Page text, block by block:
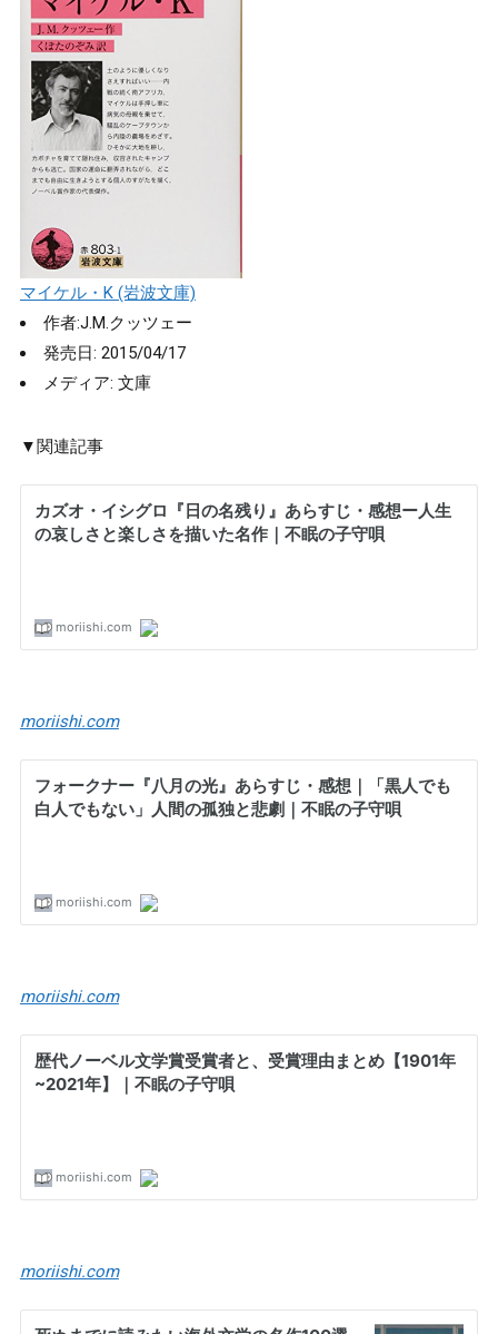
マイケル・K (岩波文庫)
作者:J.M.クッツェー
発売日: 2015/04/17
メディア: 文庫
▼関連記事
moriishi.com
moriishi.com
moriishi.com